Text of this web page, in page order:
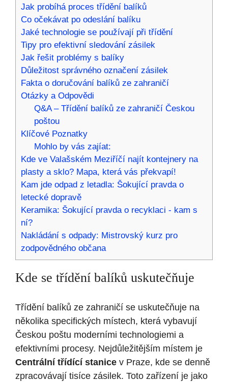
Jak probíhá proces třídění balíků
Co očekávat po odeslání balíku
Jaké technologie se používají při třídění
Tipy pro efektivní sledování zásilek
Jak řešit problémy s balíky
Důležitost správného označení zásilek
Fakta o doručování balíků ze zahraničí
Otázky a Odpovědi
Q&A – Třídění balíků ze zahraničí Českou
poštou
Klíčové Poznatky
Mohlo by vás zajíat:
Kde ve Valašském Meziříčí najít kontejnery na
plasty a sklo? Mapa, která vás překvapí!
Kam jde odpad z letadla: Šokující pravda o
letecké dopravě
Keramika: Šokující pravda o recyklaci - kam s
ní?
Nakládání s odpady: Mistrovský kurz pro
zodpovědného občana
Kde se třídění balíků uskutečňuje
Třídění balíků ze zahraničí se uskutečňuje na
několika specifických místech, která vybavují
Českou poštu moderními technologiemi a
efektivními procesy. Nejdůležitějším místem je
Centrální třídící stanice v Praze, kde se denně
zpracovávají tisíce zásilek. Toto zařízení je jako